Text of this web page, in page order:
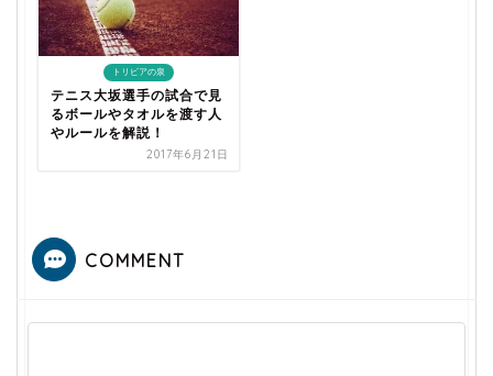
トリビアの泉
テニス大坂選手の試合で見
るボールやタオルを渡す人
やルールを解説！
2017年6月21日
COMMENT